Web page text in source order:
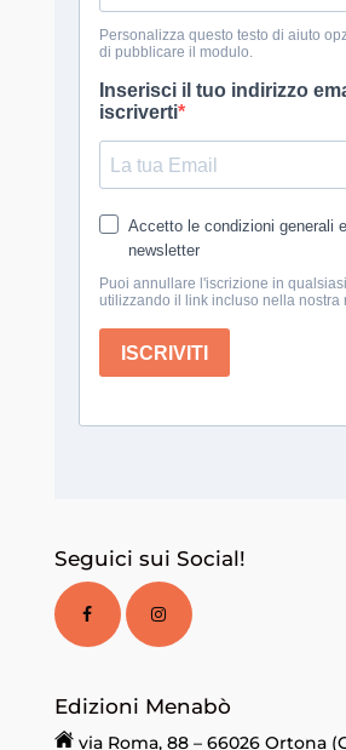
Seguici sui Social!
Edizioni Menabò
via Roma, 88 – 66026 Ortona